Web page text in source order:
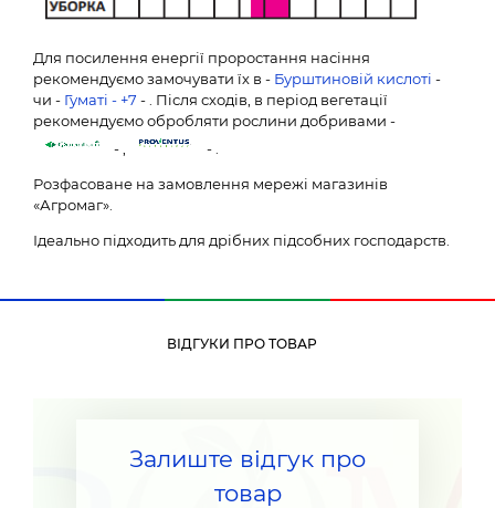
Для посилення енергії проростання насіння
рекомендуємо замочувати їх в - Бурштиновій кислоті -
чи - Гуматі - +7 - . Після сходів, в період вегетації
рекомендуємо обробляти рослини добривами -
- ,
- .
Розфасоване на замовлення мережі магазинів
«Агромаг».
Ідеально підходить для дрібних підсобних господарств.
ВІДГУКИ ПРО ТОВАР
Залиште відгук про
товар